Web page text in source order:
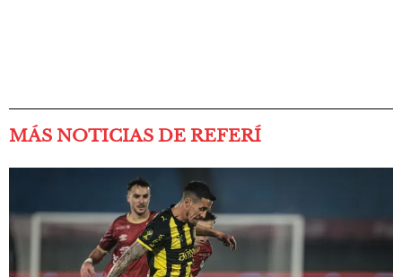
MÁS NOTICIAS DE REFERÍ